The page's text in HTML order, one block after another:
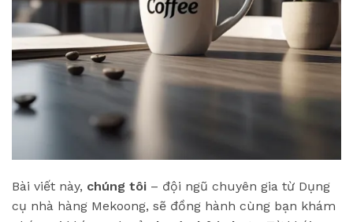
Bài viết này, chúng tôi – đội ngũ chuyên gia từ Dụng
cụ nhà hàng Mekoong, sẽ đồng hành cùng bạn khám